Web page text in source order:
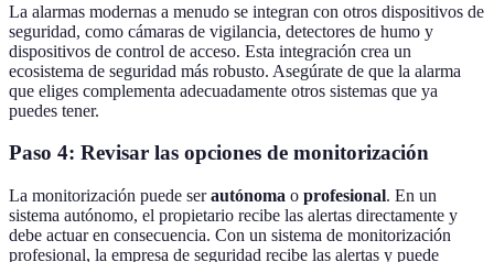
La alarmas modernas a menudo se integran con otros dispositivos de
seguridad, como cámaras de vigilancia, detectores de humo y
dispositivos de control de acceso. Esta integración crea un
ecosistema de seguridad más robusto. Asegúrate de que la alarma
que eliges complementa adecuadamente otros sistemas que ya
puedes tener.
Paso 4: Revisar las opciones de monitorización
La monitorización puede serautónoma o profesional. En un
sistema autónomo, el propietario recibe las alertas directamente y
debe actuar en consecuencia. Con un sistema de monitorización
profesional, la empresa de seguridad recibe las alertas y puede